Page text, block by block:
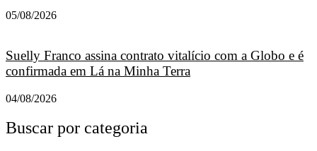
05/08/2026
Suelly Franco assina contrato vitalício com a Globo e é
confirmada em Lá na Minha Terra
04/08/2026
Buscar por categoria